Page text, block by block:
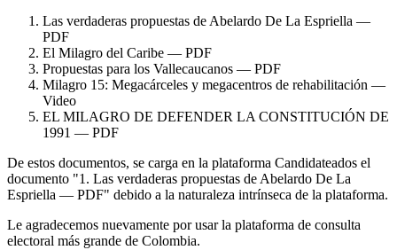
Las verdaderas propuestas de Abelardo De La Espriella —
PDF
El Milagro del Caribe — PDF
Propuestas para los Vallecaucanos — PDF
Milagro 15: Megacárceles y megacentros de rehabilitación —
Video
EL MILAGRO DE DEFENDER LA CONSTITUCIÓN DE
1991 — PDF
De estos documentos, se carga en la plataforma Candidateados el
documento "1. Las verdaderas propuestas de Abelardo De La
Espriella — PDF" debido a la naturaleza intrínseca de la plataforma.
Le agradecemos nuevamente por usar la plataforma de consulta
electoral más grande de Colombia.